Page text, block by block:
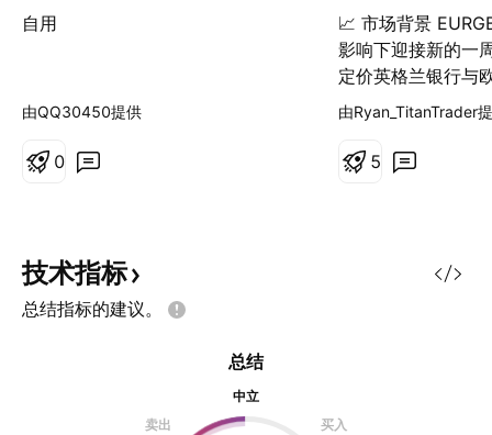
自用
由QQ30450提供
0
📈 市场背景
影响下迎接新的一
定价英格兰银行与
率预期。英国粘性
测，导致市场流动
资金的操作提供了
围绕英国CPI、英
高时间框架结构内
由Ryan_TitanTrader
5
技术指标
总结指标的建议。
总结
中立
卖出
买入